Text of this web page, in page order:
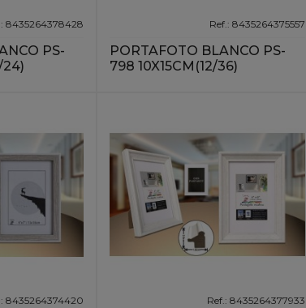
8435264378428
PS-
24)
Ref.: 8435264375557
PORTAFOTO BLANCO PS-
798 10X15CM(12/36)
8435264374420 Ref.: 8435264377933